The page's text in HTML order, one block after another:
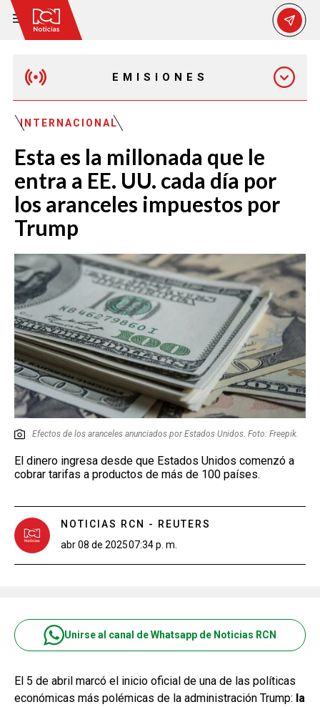
EMISIONES
MAÑANA EXPRESS
EMISIÓN 12:30 PM
EMISIÓN 7:00 PM
EMISIÓN 11:30 PM
INTERNACIONAL
Esta es la millonada que le
entra a EE. UU. cada día por
los aranceles impuestos por
Trump
Efectos de los aranceles anunciados por Estados Unidos. Foto: Freepik.
El dinero ingresa desde que Estados Unidos comenzó a
cobrar tarifas a productos de más de 100 países.
NOTICIAS RCN - REUTERS
abr 08 de 202507:34 p. m.
Unirse al canal de Whatsapp de Noticias RCN
El 5 de abril marcó el inicio oficial de una de las políticas
económicas más polémicas de la administración Trump: la